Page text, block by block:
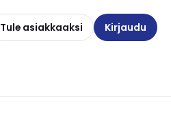
Tule asiakkaaksi Kirjaudu